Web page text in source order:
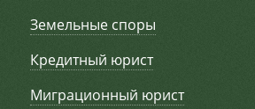
Земельные споры
Кредитный юрист
Миграционный юрист